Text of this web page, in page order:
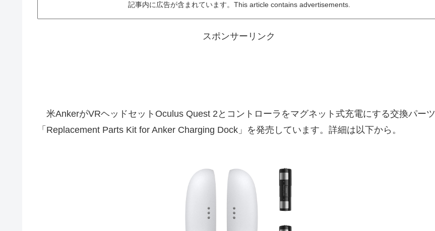
記事内に広告が含まれています。This article contains advertisements.
スポンサーリンク
米AnkerがVRヘッドセットOculus Quest 2とコントローラをマグネット式充電にする交換パーツ
「Replacement Parts Kit for Anker Charging Dock」を発売しています。詳細は以下から。